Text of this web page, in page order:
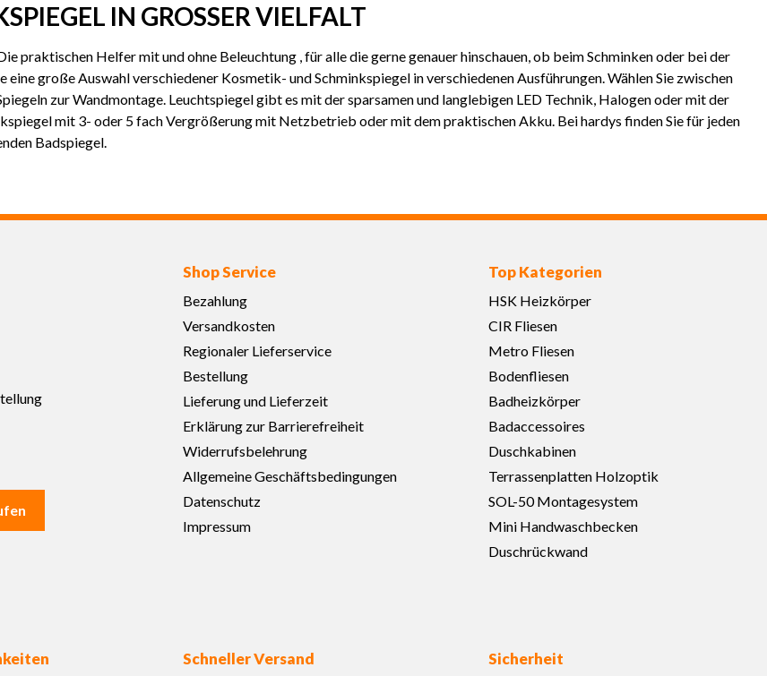
IN GROSSER VIELFALT
praktischen Helfer mit und ohne Beleuchtung , für alle die gerne genauer hinschauen, ob beim Schminken oder bei der
eine große Auswahl verschiedener Kosmetik- und Schminkspiegel in verschiedenen Ausführungen. Wählen Sie zwischen
zur Wandmontage. Leuchtspiegel gibt es mit der sparsamen und langlebigen LED Technik, Halogen oder mit der
mit 3- oder 5 fach Vergrößerung mit Netzbetrieb oder mit dem praktischen Akku. Bei hardys finden Sie für jeden
Badspiegel.
Shop Service
Bezahlung
Versandkosten
Regionaler Lieferservice
Bestellung
Lieferung und Lieferzeit
Erklärung zur Barrierefreiheit
Widerrufsbelehrung
Allgemeine Geschäftsbedingungen
Datenschutz
Impressum
Top Kategorien
HSK Heizkörper
CIR Fliesen
Metro Fliesen
Bodenfliesen
Badheizkörper
Badaccessoires
Duschkabinen
Terrassenplatten Holzoptik
SOL-50 Montagesystem
Mini Handwaschbecken
Duschrückwand
Schneller Versand Sicherheit